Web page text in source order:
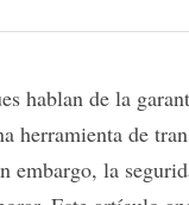
hablan de la
herramienta de
la